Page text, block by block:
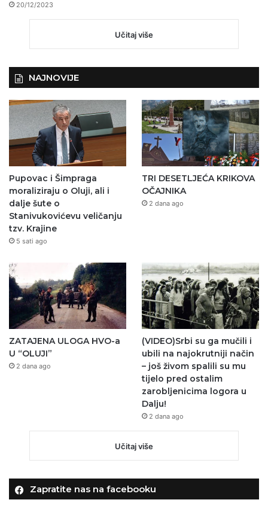
20/12/2023
Učitaj više
NAJNOVIJE
Pupovac i Šimpraga
moraliziraju o Oluji, ali i
dalje šute o
Stanivukovićevu veličanju
tzv. Krajine
5 sati ago
TRI DESETLJEĆA KRIKOVA
OČAJNIKA
2 dana ago
ZATAJENA ULOGA HVO-a
U “OLUJI”
2 dana ago
(VIDEO)Srbi su ga mučili i
ubili na najokrutniji način
– još živom spalili su mu
tijelo pred ostalim
zarobljenicima logora u
Dalju!
2 dana ago
Učitaj više
Zapratite nas na facebooku